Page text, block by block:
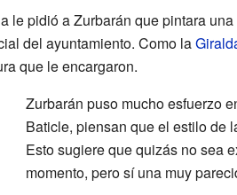
le pidió a Zurbarán que pintara
del ayuntamiento. Como la
que le encargaron.
Zurbarán puso mucho esfuerzo
Baticle, piensan que el estilo de
Esto sugiere que quizás no sea
momento, pero sí una muy